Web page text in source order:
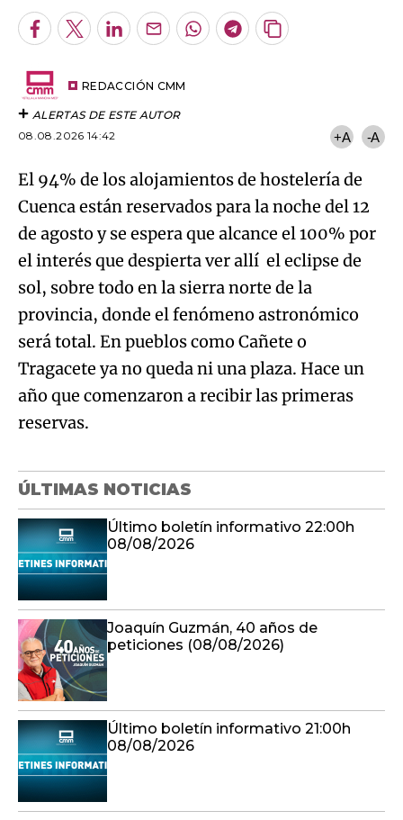
Facebook
TwitterLinkedInEnviarWhatsapp
Telegram
Copiar
REDACCIÓN CMM
ALERTAS DE ESTE AUTOR
08.08.2026 14:42
+A -A
El 94% de los alojamientos de hostelería de
Cuenca están reservados para la noche del 12
de agosto y se espera que alcance el 100% por
el interés que despierta ver allí el eclipse de
sol, sobre todo en la sierra norte de la
provincia, donde el fenómeno astronómico
será total. En pueblos como Cañete o
Tragacete ya no queda ni una plaza. Hace un
año que comenzaron a recibir las primeras
reservas.
ÚLTIMAS NOTICIAS
Último boletín informativo 22:00h
08/08/2026
Joaquín Guzmán, 40 años de
peticiones (08/08/2026)
Último boletín informativo 21:00h
08/08/2026